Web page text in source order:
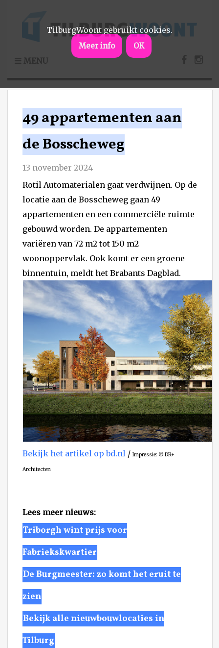
MENU
49 appartementen aan
de Bosscheweg
13 november 2024
Rotil Automaterialen gaat verdwijnen. Op de
locatie aan de Bosscheweg gaan 49
appartementen en een commerciële ruimte
gebouwd worden. De appartementen
variëren van 72 m2 tot 150 m2
woonoppervlak. Ook komt er een groene
binnentuin, meldt het Brabants Dagblad.
Bekijk het artikel op bd.nl / Impressie: © DR+
Architecten
Lees meer nieuws:
Triborgh wint prijs voor
Fabriekskwartier
De Burgmeester: zo komt het eruit te
zien
Bekijk alle nieuwbouwlocaties in
Tilburg
TilburgWoont gebruikt cookies.
Meer info OK